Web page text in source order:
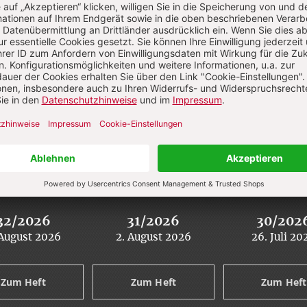
2026
: 2026
Zum Heft
31/2026
:
2. August 2026
Zum Heft
30/
:
26. Juli
Zum Heft